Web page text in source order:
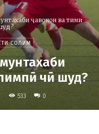
ҷавонон ва тими
СОЛИМ
чӣ шуд?
533 0